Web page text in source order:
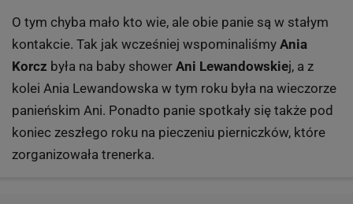
O tym chyba mało kto wie, ale obie panie są w stałym
kontakcie. Tak jak wcześniej wspominaliśmy Ania
Korcz była na baby shower Ani Lewandowskiej, a z
kolei Ania Lewandowska w tym roku była na wieczorze
panieńskim Ani. Ponadto panie spotkały się także pod
koniec zeszłego roku na pieczeniu pierniczków, które
zorganizowała trenerka.